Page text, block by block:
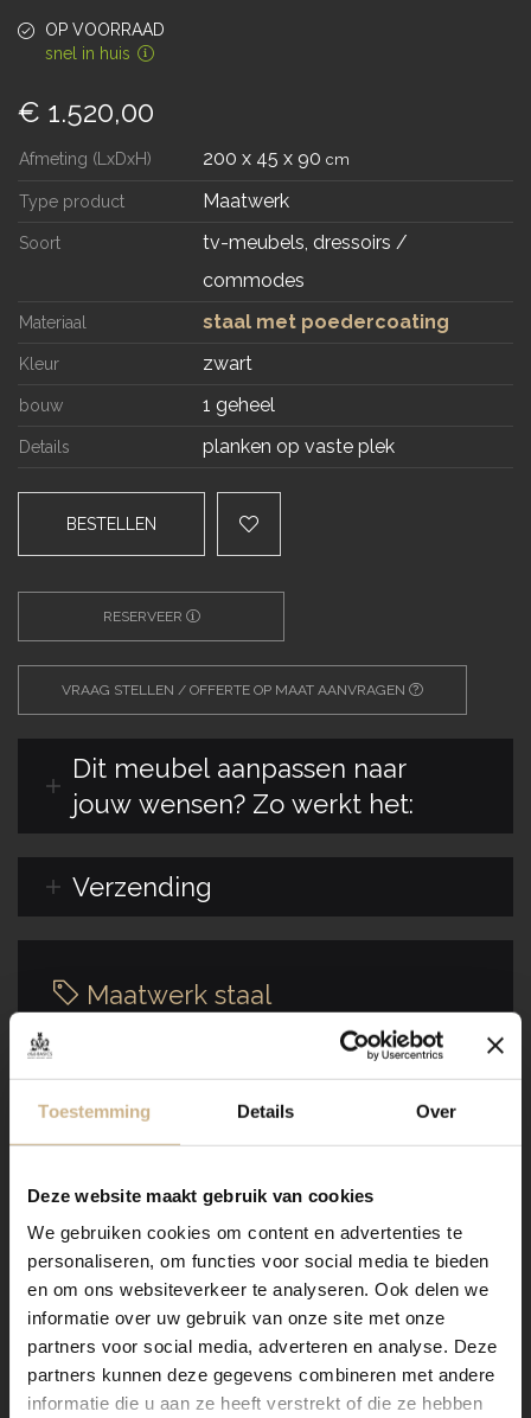
Toestemming Details Over
Deze website maakt gebruik van cookies
We gebruiken cookies om content en advertenties te
personaliseren, om functies voor social media te bieden
en om ons websiteverkeer te analyseren. Ook delen we
informatie over uw gebruik van onze site met onze
partners voor social media, adverteren en analyse. Deze
partners kunnen deze gegevens combineren met andere
informatie die u aan ze heeft verstrekt of die ze hebben
OP VOORRAAD
snel in huis
€ 1.520,00
Afmeting (LxDxH) 200 x 45 x 90 cm
Type product Maatwerk
Soort
tv-meubels, dressoirs /
commodes
Materiaal staal met poedercoating
Kleur zwart
bouw 1 geheel
Details planken op vaste plek
BESTELLEN
RESERVEER
VRAAG STELLEN / OFFERTE OP MAAT AANVRAGEN
Dit meubel aanpassen naar
jouw wensen? Zo werkt het:
Verzending
Maatwerk staal
gewenste maat, indeling en RAL-kleur worden
nabesteld.
Ons maatwerk van staal met een RAL kleur, is
voorzien van een poedercoating. Dit geeft een
strakke afwerking en brengt een zeer duurzame,
bestendige deklaag aan het meubel!